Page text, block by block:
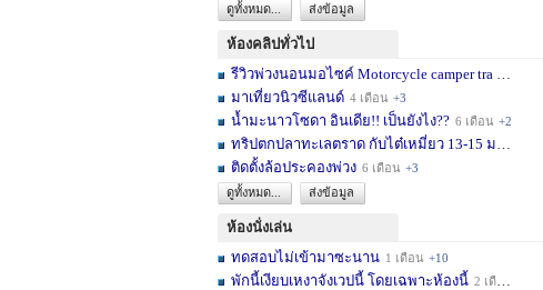
ดูทั้งหมด...
ส่งข้อมูล
ห้องคลิปทั่วไป
รีวิวพ่วงนอนมอไซค์ Motorcycle camper tra
มาเที่ยวนิวซีแลนด์ 4 เดือน +3
น้ำมะนาวโซดา อินเดีย!! เป็นยังไง?? 6 เดือน +2
ทริปตกปลาทะเลตราด กับไต๋เหมี่ยว 13-15 มก
ติดตั้งล้อประคองพ่วง 6 เดือน +3
ดูทั้งหมด...
ส่งข้อมูล
ห้องนั่งเล่น
ทดสอบไม่เข้ามาซะนาน 1 เดือน +10
พักนี้เงียบเหงาจังเวปนี้ โดยเฉพาะห้องนี้ 2 เดือน